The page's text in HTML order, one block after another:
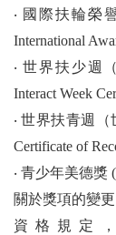
‧ 國際扶輪榮
International
‧ 世界扶少週
Interact Week
‧ 世界扶青週（
Certificate of
‧ 青少年美德獎
關於獎項的變
資格規定，